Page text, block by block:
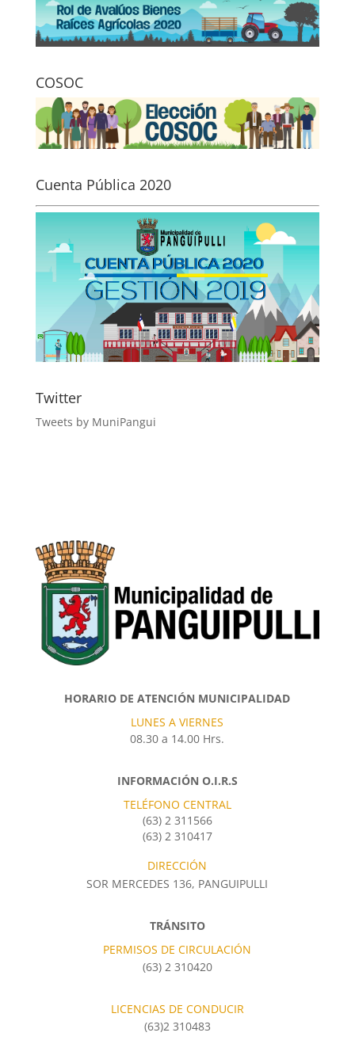
COSOC
Cuenta Pública 2020
Twitter
Tweets by MuniPangui
HORARIO DE ATENCIÓN MUNICIPALIDAD
LUNES A VIERNES
08.30 a 14.00 Hrs.
INFORMACIÓN O.I.R.S
TELÉFONO CENTRAL
(63) 2 311566
(63) 2 310417
DIRECCIÓN
SOR MERCEDES 136, PANGUIPULLI
TRÁNSITO
PERMISOS DE CIRCULACIÓN
(63) 2 310420
LICENCIAS DE CONDUCIR
(63)2 310483